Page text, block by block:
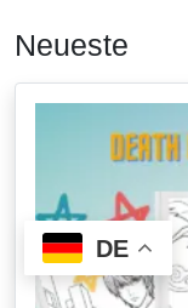
Neueste
DE